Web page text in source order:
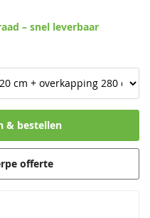
– snel leverbaar
& bestellen
offerte